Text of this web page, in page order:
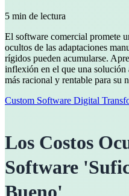
5 min de lectura
El software comercial promete
ocultos de las adaptaciones
rígidos pueden acumularse.
inflexión en el que una solución
más racional y rentable para su
Custom Software Digital
Los Costos
Software